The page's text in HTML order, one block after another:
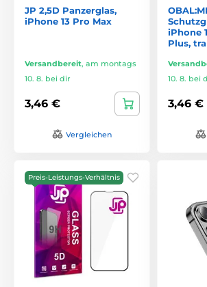
JP 2,5D Panzerglas,
iPhone 13 Pro Max
Versandbereit, am montags
10. 8. bei dir
3,46 €
Vergleichen
iPhone
Plus,
10. 8. bei
3,46 €
Preis-Leistungs-Verhältnis